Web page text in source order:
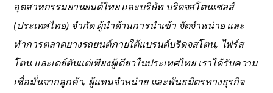
อุตสาหกรรมยานยนต์ไทย และบริษัท บริดจสโตนเซลส์
(ประเทศไทย) จำกัด ผู้นำด้านการนำเข้า จัดจำหน่าย และ
ทำการตลาดยางรถยนต์ภายใต้แบรนด์บริดจสโตน, ไฟร์ส
โตน และเดย์ตันแต่เพียงผู้เดียวในประเทศไทย เราได้รับความ
เชื่อมั่นจากลูกค้า, ผู้แทนจำหน่าย และพันธมิตรทางธุรกิจ